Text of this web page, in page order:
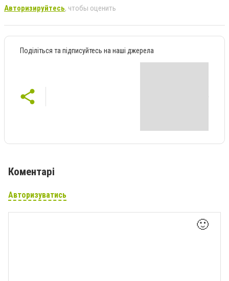
Авторизируйтесь, чтобы оценить
Поділіться та підписуйтесь на наші джерела
Коментарі
Авторизуватись
🙂